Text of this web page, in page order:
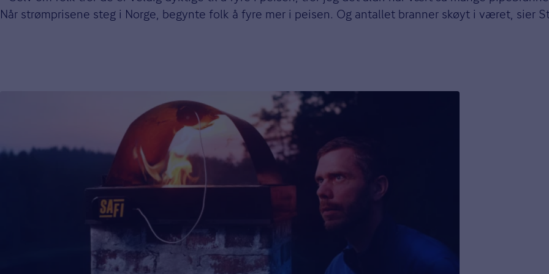
Når strømprisene steg i Norge, begynte folk å fyre mer i peisen. Og antallet branner skøyt i været, sier